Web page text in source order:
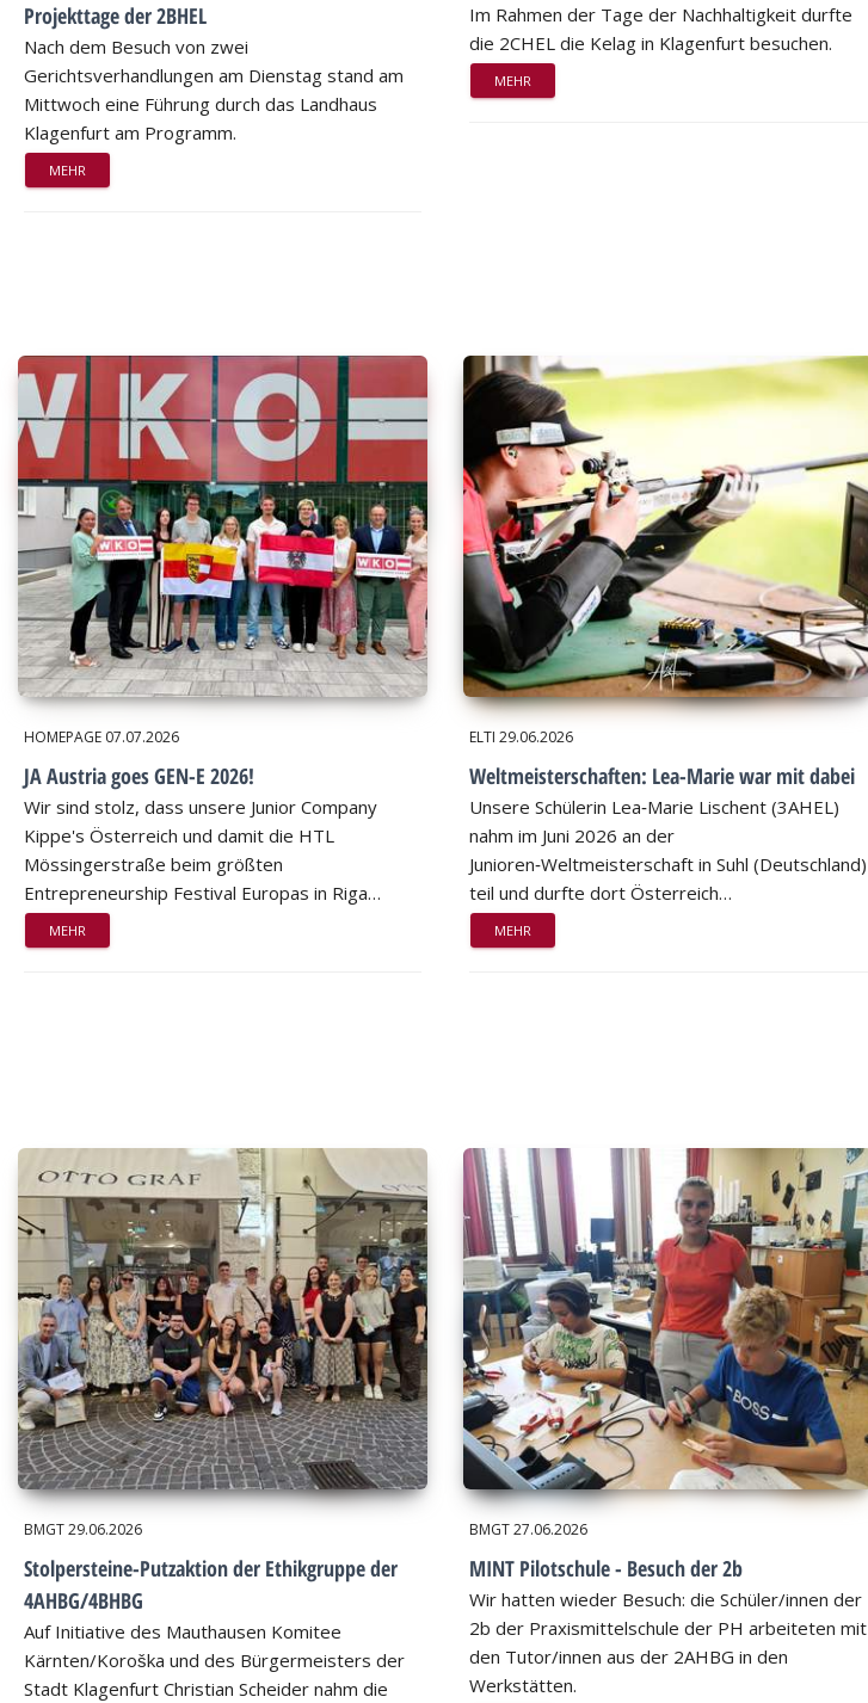
Projekttage der 2BHEL
Nach dem Besuch von zwei
Gerichtsverhandlungen am Dienstag stand am
Mittwoch eine Führung durch das Landhaus
Klagenfurt am Programm.
MEHR
Im Rahmen der Tage der Nachhaltigkeit durfte
die 2CHEL die Kelag in Klagenfurt besuchen.
MEHR
HOMEPAGE 07.07.2026
JA Austria goes GEN-E 2026!
Wir sind stolz, dass unsere Junior Company
Kippe's Österreich und damit die HTL
Mössingerstraße beim größten
Entrepreneurship Festival Europas in Riga…
MEHR
ELTI29.06.2026
Weltmeisterschaften: Lea-Marie war mit dabei
Unsere Schülerin Lea‑Marie Lischent (3AHEL)
nahm im Juni 2026 an der
Junioren‑Weltmeisterschaft in Suhl (Deutschland)
teil und durfte dort Österreich…
MEHR
BMGT29.06.2026
Stolpersteine-Putzaktion der Ethikgruppe der
4AHBG/4BHBG
Auf Initiative des Mauthausen Komitee
Kärnten/Koroška und des Bürgermeisters der
Stadt Klagenfurt Christian Scheider nahm die
BMGT27.06.2026
MINT Pilotschule - Besuch der 2b
Wir hatten wieder Besuch: die Schüler/innen der
2b der Praxismittelschule der PH arbeiteten mit
den Tutor/innen aus der 2AHBG in den
Werkstätten.